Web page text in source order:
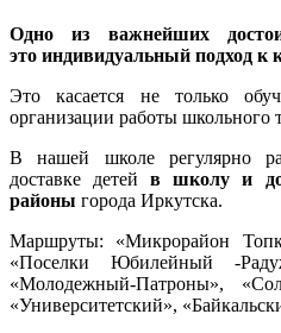
Одно из важнейших
это индивидуальный подход к
Это касается не только
организации работы школьного
В нашей школе регулярно
доставке детейв школу и
районы города Иркутска.
Маршруты: «Микрорайон
«Поселки Юбилейный -
«Молодежный-Патроны»,
«Университетский»,